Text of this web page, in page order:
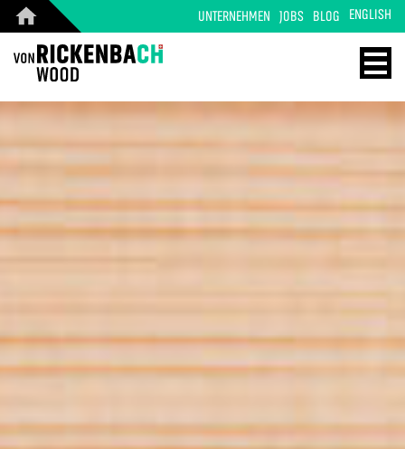
UNTERNEHMEN JOBS BLOG ENGLISH
CORPORATE WOOD DESIGN ENERGY
STARTSEITE
REFERENZEN
PRODUKTE
BLOG
HOME
TECHNOLOGIE
REFERENZEN
Unternehmen